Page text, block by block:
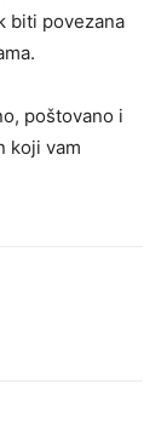
biti povezana
poštovano i
koji vam